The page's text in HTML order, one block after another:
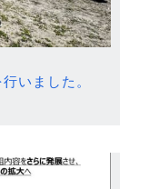
いました。